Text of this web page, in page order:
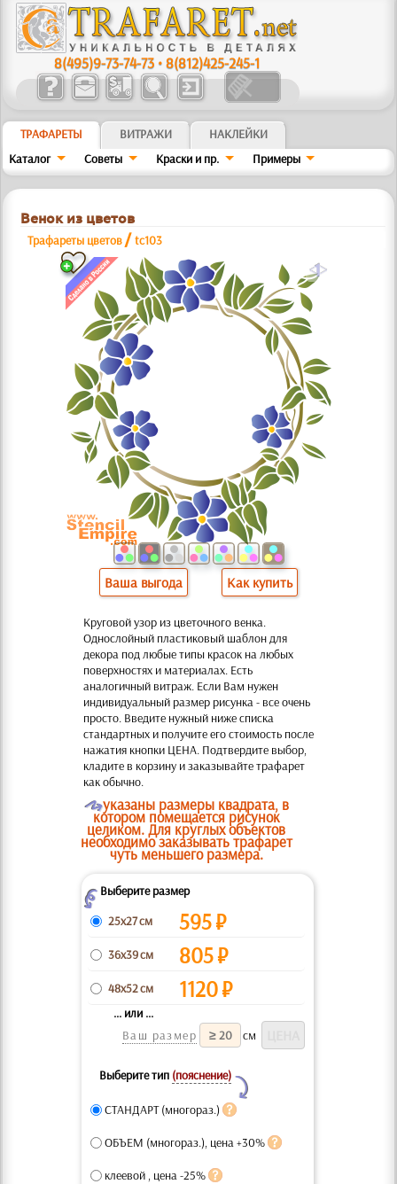
8(495)9-73-74-73 •8(812)425-245-1
ТРАФАРЕТЫ ВИТРАЖИ
НАКЛЕЙКИ
Каталог
Советы Краски и пр. Примеры
Венок из цветов
Трафареты цветов /tc103
a
Ваша выгода Как купить
Круговой узор из цветочного венка.
Однослойный пластиковый шаблон для
декора под любые типы красок на любых
поверхностях и материалах. Есть
аналогичный витраж. Если Вам нужен
индивидуальный размер рисунка - все очень
просто. Введите нужный ниже списка
стандартных и получите его стоимость после
нажатия кнопки ЦЕНА. Подтвердите выбор,
кладите в корзину и заказывайте трафарет
как обычно.
Oуказаны размеры квадрата, в
котором помещается рисунок
целиком. Для круглых объектов
необходимо заказывать трафарет
чуть меньшего размера.
ZВыберите размер
25x27 см
595₽
36x39 см 805₽
48x52 см 1120₽
... или ...
Ваш размер
см
Выберите тип (пояснение)
Y
СТАНДАРТ (многораз.)
ОБЪЕМ (многораз.), цена +30%
клеевой , цена -25%